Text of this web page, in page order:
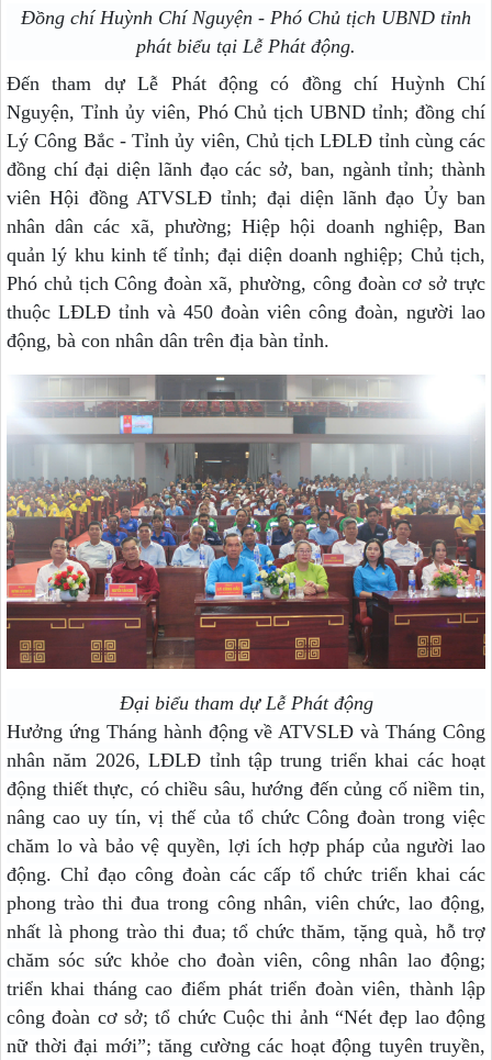
Đồng chí Huỳnh Chí Nguyện - Phó Chủ tịch UBND tỉnh
phát biểu tại Lễ Phát động.
Đến tham dự Lễ Phát động có đồng chí Huỳnh Chí
Nguyện, Tỉnh ủy viên, Phó Chủ tịch UBND tỉnh; đồng chí
Lý Công Bắc- Tỉnh ủy viên, Chủ tịch LĐLĐ tỉnh cùng các
đồng chíđại diện lãnh đạo các sở, ban, ngành tỉnh; thành
viên Hội đồng ATVSLĐ tỉnh; đại diện lãnh đạo Ủy ban
nhân dân các xã, phường; Hiệp hội doanh nghiệp, Ban
quản lý khu kinh tế tỉnh; đại diện doanh nghiệp; Chủ tịch,
Phó chủ tịch Công đoàn xã, phường, công đoàn cơ sở trực
thuộc LĐLĐ tỉnh và 450 đoàn viên công đoàn, người lao
động, bà con nhân dân trên địa bàn tỉnh.
Đại biểu tham dự Lễ Phát động
Hưởng ứng Tháng hành động về ATVSLĐ và Tháng Công
nhân năm 2026, LĐLĐ tỉnh tập trung triển khai các hoạt
động thiết thực, có chiều sâu, hướng đến củng cố niềm tin,
nâng cao uy tín, vị thế của tổ chức Công đoàn trong việc
chăm lo và bảo vệ quyền, lợi ích hợp pháp của người lao
động. Chỉ đạo công đoàn các cấp tổ chức triển khai các
phong trào thi đua trong công nhân, viên chức, lao động,
nhất là phong trào thi đua; tổ chức thăm, tặng quà, hỗ trợ
chăm sóc sức khỏe cho đoàn viên, công nhân lao động;
triển khai tháng cao điểm phát triển đoàn viên, thành lập
công đoàn cơ sở; tổ chức Cuộc thi ảnh “Nét đẹp lao động
nữ thời đại mới”; tăng cường các hoạt động tuyên truyền,